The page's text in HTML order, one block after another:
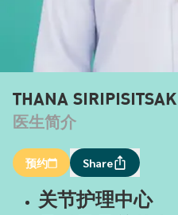
THANA SIRIPISITSAK
医生简介
预约 Share
关节护理中心